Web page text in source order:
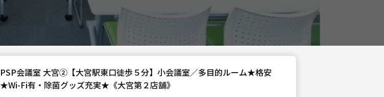
PSP会議室 大宮②【大宮駅東口徒歩５分】小会議室／多目的ルーム★格安
★Wi-Fi有・除菌グッズ充実★《大宮第２店舗》